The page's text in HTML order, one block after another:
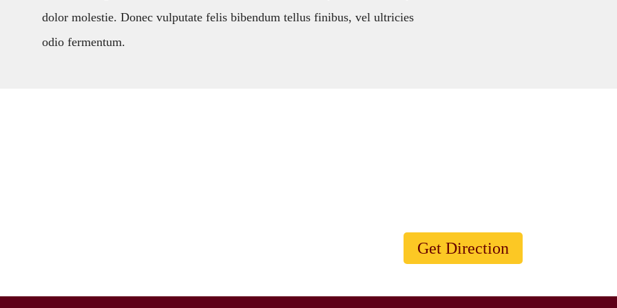
dolor molestie. Donec vulputate felis bibendum tellus finibus, vel ultricies
odio fermentum.
Get Direction